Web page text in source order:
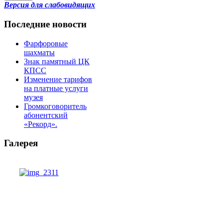
Версия для слабовидящих
Последние новости
Фарфоровые
шахматы
Знак памятный ЦК
КПСС
Изменение тарифов
на платные услуги
музея
Громкоговоритель
абонентский
«Рекорд».
Галерея